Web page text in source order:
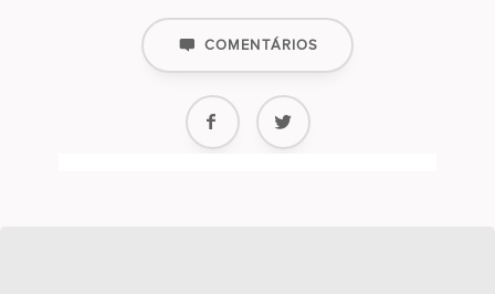
COMENTÁRIOS